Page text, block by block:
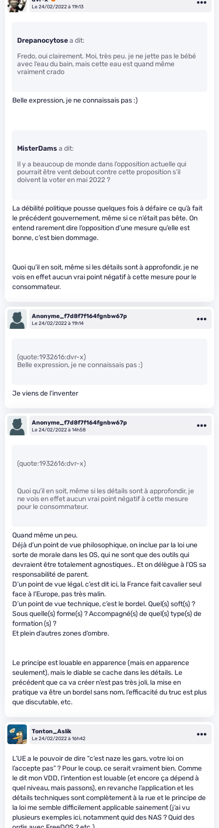
Le 24/02/2022 à 11h13
Drepanocytosea dit:
Fredo, oui clairement. Moi, très peu. je ne jette pas le bébé
avec l’eau du bain, mais cette eau est quand même
vraiment crado
Belle expression, je ne connaissais pas :)
MisterDams a dit:
Il y a beaucoup de monde dans l’opposition actuelle qui
pourrait être vent debout contre cette proposition s’il
doivent la voter en mai 2022 ?
La débilité politique pousse quelques fois à défaire ce qu’à fait
le précédent gouvernement, même si ce n’était pas bête. On
entend rarement dire l’opposition d’une mesure qu’elle est
bonne, c’est bien dommage.
Quoi qu’il en soit, même si les détails sont à approfondir, je ne
vois en effet aucun vrai point négatif à cette mesure pour le
consommateur.
Anonyme_f7d8f7f164fgnbw67p
Le 24/02/2022 à 11h14
(quote:1932616:dvr-x)
Belle expression, je ne connaissais pas :)
Je viens de l’inventer
Anonyme_f7d8f7f164fgnbw67p
Le 24/02/2022 à 14h58
(quote:1932616:dvr-x)
Quoi qu’il en soit, même si les détails sont à approfondir, je
ne vois en effet aucun vrai point négatif à cette mesure
pour le consommateur.
Quand même un peu.
Déjà d’un point de vue philosophique, on inclue par la loi une
sorte de morale dans les OS, qui ne sont que des outils qui
devraient être totalement agnostiques.. Et on délègue à l’OS sa
responsabilité de parent.
D’un point de vue légal, c’est dit ici, la France fait cavalier seul
face à l’Europe, pas très malin.
D’un point de vue technique, c’est le bordel. Quel(s) soft(s) ?
Sous quelle(s) forme(s) ? Accompagné(s) de quel(s) type(s) de
formation (s) ?
Et plein d’autres zones d’ombre.
Le principe est louable en apparence (mais en apparence
seulement), mais le diable se cache dans les détails. Le
précédent que ca va créer n’est pas très joli, la mise en
pratique va être un bordel sans nom, l’efficacité du truc est plus
que discutable, etc.
Tonton_Aslik
Le 24/02/2022 à 16h42
L’UE a le pouvoir de dire “c’est naze les gars, votre loi on
l’accepte pas” ? Pour le coup, ce serait vraiment bien. Comme
le dit mon VDD, l’intention est louable (et encore ça dépend à
quel niveau, mais passons), en revanche l’application et les
détails techniques sont complètement à la rue et le principe de
la loi me semble difficilement applicable sainement (j’ai vu
plusieurs exemples ici, notamment quid des NAS ? Quid des